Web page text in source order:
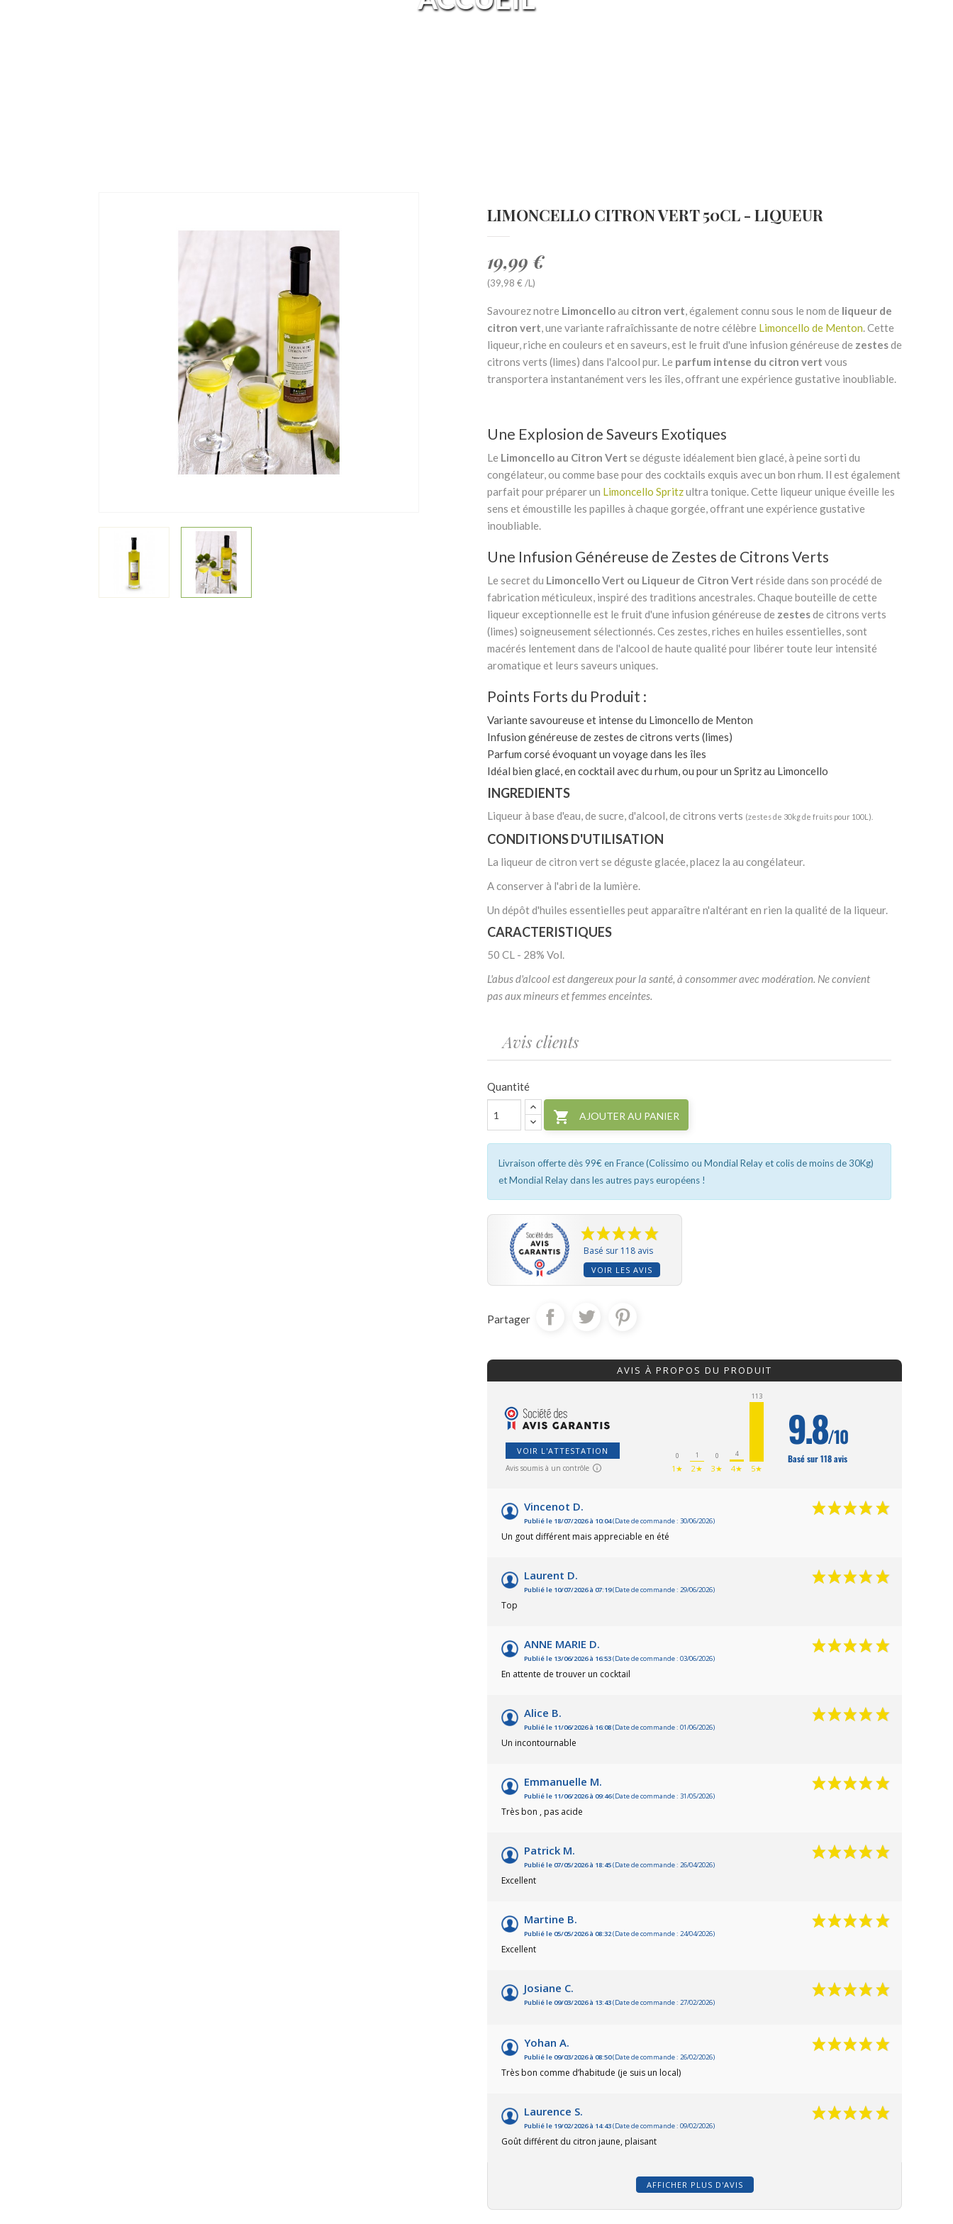
LIMONCELLO CITRON VERT 50CL - LIQUEUR
19,99 €
(39,98 € /L)
Savourez notre Limoncelloau citron vert, également connu sous le nom de liqueur de
citron vert, une variante rafraîchissante de notre célèbre Limoncello de Menton. Cette
liqueur, riche en couleurs et en saveurs, est le fruit d'une infusion généreuse de zestesde
citrons verts (limes) dans l'alcool pur. Le parfum intense du citron vert vous
transportera instantanément vers les îles, offrant une expérience gustative inoubliable.
Une Explosion de Saveurs Exotiques
Le Limoncello au Citron Vert se déguste idéalement bien glacé, à peine sorti du
congélateur, ou comme base pour des cocktails exquis avec un bon rhum. Il est également
parfait pour préparer un Limoncello Spritzultra tonique. Cette liqueur unique éveille les
sens et émoustille les papilles à chaque gorgée, offrant une expérience gustative
inoubliable.
Une Infusion Généreuse de Zestes de Citrons Verts
Le secret du Limoncello Vert ou Liqueur de Citron Vert réside dans son procédé de
fabrication méticuleux, inspiré des traditions ancestrales. Chaque bouteille de cette
liqueur exceptionnelle est le fruit d'une infusion généreuse de zestesde citrons verts
(limes) soigneusement sélectionnés. Ces zestes, riches en huiles essentielles, sont
macérés lentement dans de l'alcool de haute qualité pour libérer toute leur intensité
aromatique et leurs saveurs uniques.
Points Forts du Produit :
Variante savoureuse et intense du Limoncello de Menton
Infusion généreuse de zestes de citrons verts (limes)
Parfum corsé évoquant un voyage dans les îles
Idéal bien glacé, en cocktail avec du rhum, ou pour un Spritz au Limoncello
INGREDIENTS
Liqueur à base d'eau, de sucre, d'alcool, de citrons verts (zestes de 30kg de fruits pour 100L).
CONDITIONS D'UTILISATION
La liqueur de citron vert se déguste glacée, placez la au congélateur.
A conserver à l'abri de la lumière.
Un dépôt d'huiles essentielles peut apparaître n'altérant en rien la qualité de la liqueur.
CARACTERISTIQUES
50 CL - 28% Vol.
L'abus d'alcool est dangereux pour la santé, à consommer avec modération. Ne convient
pas aux mineurs et femmes enceintes.
Avis clients
Quantité
 AJOUTER AU PANIER
Livraison offerte dès 99€ en France (Colissimo ou Mondial Relay et colis de moins de 30Kg)
et Mondial Relay dans les autres pays européens !
Basé sur 118 avis
VOIR LES AVIS
Partager
AVIS À PROPOS DU PRODUIT
VOIR L'ATTESTATION
Avis soumis à un contrôle
0
1★
1
2★
0
3★
4
4★
113
5★
9.8/10
Basé sur 118 avis
Vincenot D.
Publié le 18/07/2026 à 10:04(Date de commande : 30/06/2026)
Un gout différent mais appreciable en été
Laurent D.
Publié le 10/07/2026 à 07:19(Date de commande : 29/06/2026)
Top
ANNE MARIE D.
Publié le 13/06/2026 à 16:53(Date de commande : 03/06/2026)
En attente de trouver un cocktail
Alice B.
Publié le 11/06/2026 à 16:08(Date de commande : 01/06/2026)
Un incontournable
Emmanuelle M.
Publié le 11/06/2026 à 09:46(Date de commande : 31/05/2026)
Très bon , pas acide
Patrick M.
Publié le 07/05/2026 à 18:45(Date de commande : 26/04/2026)
Excellent
Martine B.
Publié le 05/05/2026 à 08:32(Date de commande : 24/04/2026)
Excellent
Josiane C.
Publié le 09/03/2026 à 13:43(Date de commande : 27/02/2026)
Yohan A.
Publié le 09/03/2026 à 08:50(Date de commande : 26/02/2026)
Très bon comme d’habitude (je suis un local)
Laurence S.
Publié le 19/02/2026 à 14:43(Date de commande : 09/02/2026)
Goût différent du citron jaune, plaisant
AFFICHER PLUS D'AVIS